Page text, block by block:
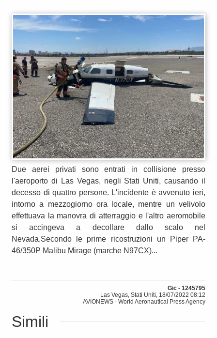
Due aerei privati sono entrati in collisione presso
l'aeroporto di Las Vegas, negli Stati Uniti, causando il
decesso di quattro persone. L'incidente è avvenuto ieri,
intorno a mezzogiorno ora locale, mentre un velivolo
effettuava la manovra di atterraggio e l'altro aeromobile
si accingeva a decollare dallo scalo nel
Nevada.Secondo le prime ricostruzioni un Piper PA-
46/350P Malibu Mirage (marche N97CX)...
Gic - 1245795
Las Vegas, Stati Uniti, 18/07/2022 08:12
AVIONEWS - World Aeronautical Press Agency
Simili